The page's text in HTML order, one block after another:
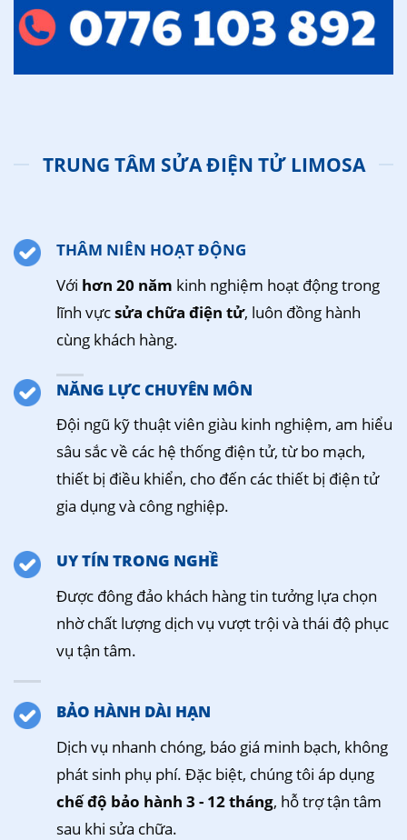
TRUNG TÂM SỬA ĐIỆN TỬ LIMOSA
THÂM NIÊN HOẠT ĐỘNG
Với hơn 20 năm kinh nghiệm hoạt động trong
lĩnh vựcsửa chữa điện tử, luôn đồng hành
cùng khách hàng.
NĂNG LỰC CHUYÊN MÔN
Đội ngũ kỹ thuật viên giàu kinh nghiệm, am hiểu
sâu sắc về các hệ thống điện tử, từ bo mạch,
thiết bị điều khiển, cho đến các thiết bị điện tử
gia dụng và công nghiệp.
UY TÍN TRONG NGHỀ
Được đông đảo khách hàng tin tưởng lựa chọn
nhờ chất lượng dịch vụ vượt trội và thái độ phục
vụ tận tâm.
BẢO HÀNH DÀI HẠN
Dịch vụ nhanh chóng, báo giá minh bạch, không
phát sinh phụ phí. Đặc biệt, chúng tôi áp dụng
chế độ bảo hành 3 - 12 tháng, hỗ trợ tận tâm
sau khi sửa chữa.